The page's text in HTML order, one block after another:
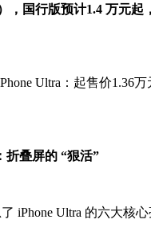
，国行版预计1.4 万元起
折叠屏的 “狠活”
iPhone Ultra 的六大核